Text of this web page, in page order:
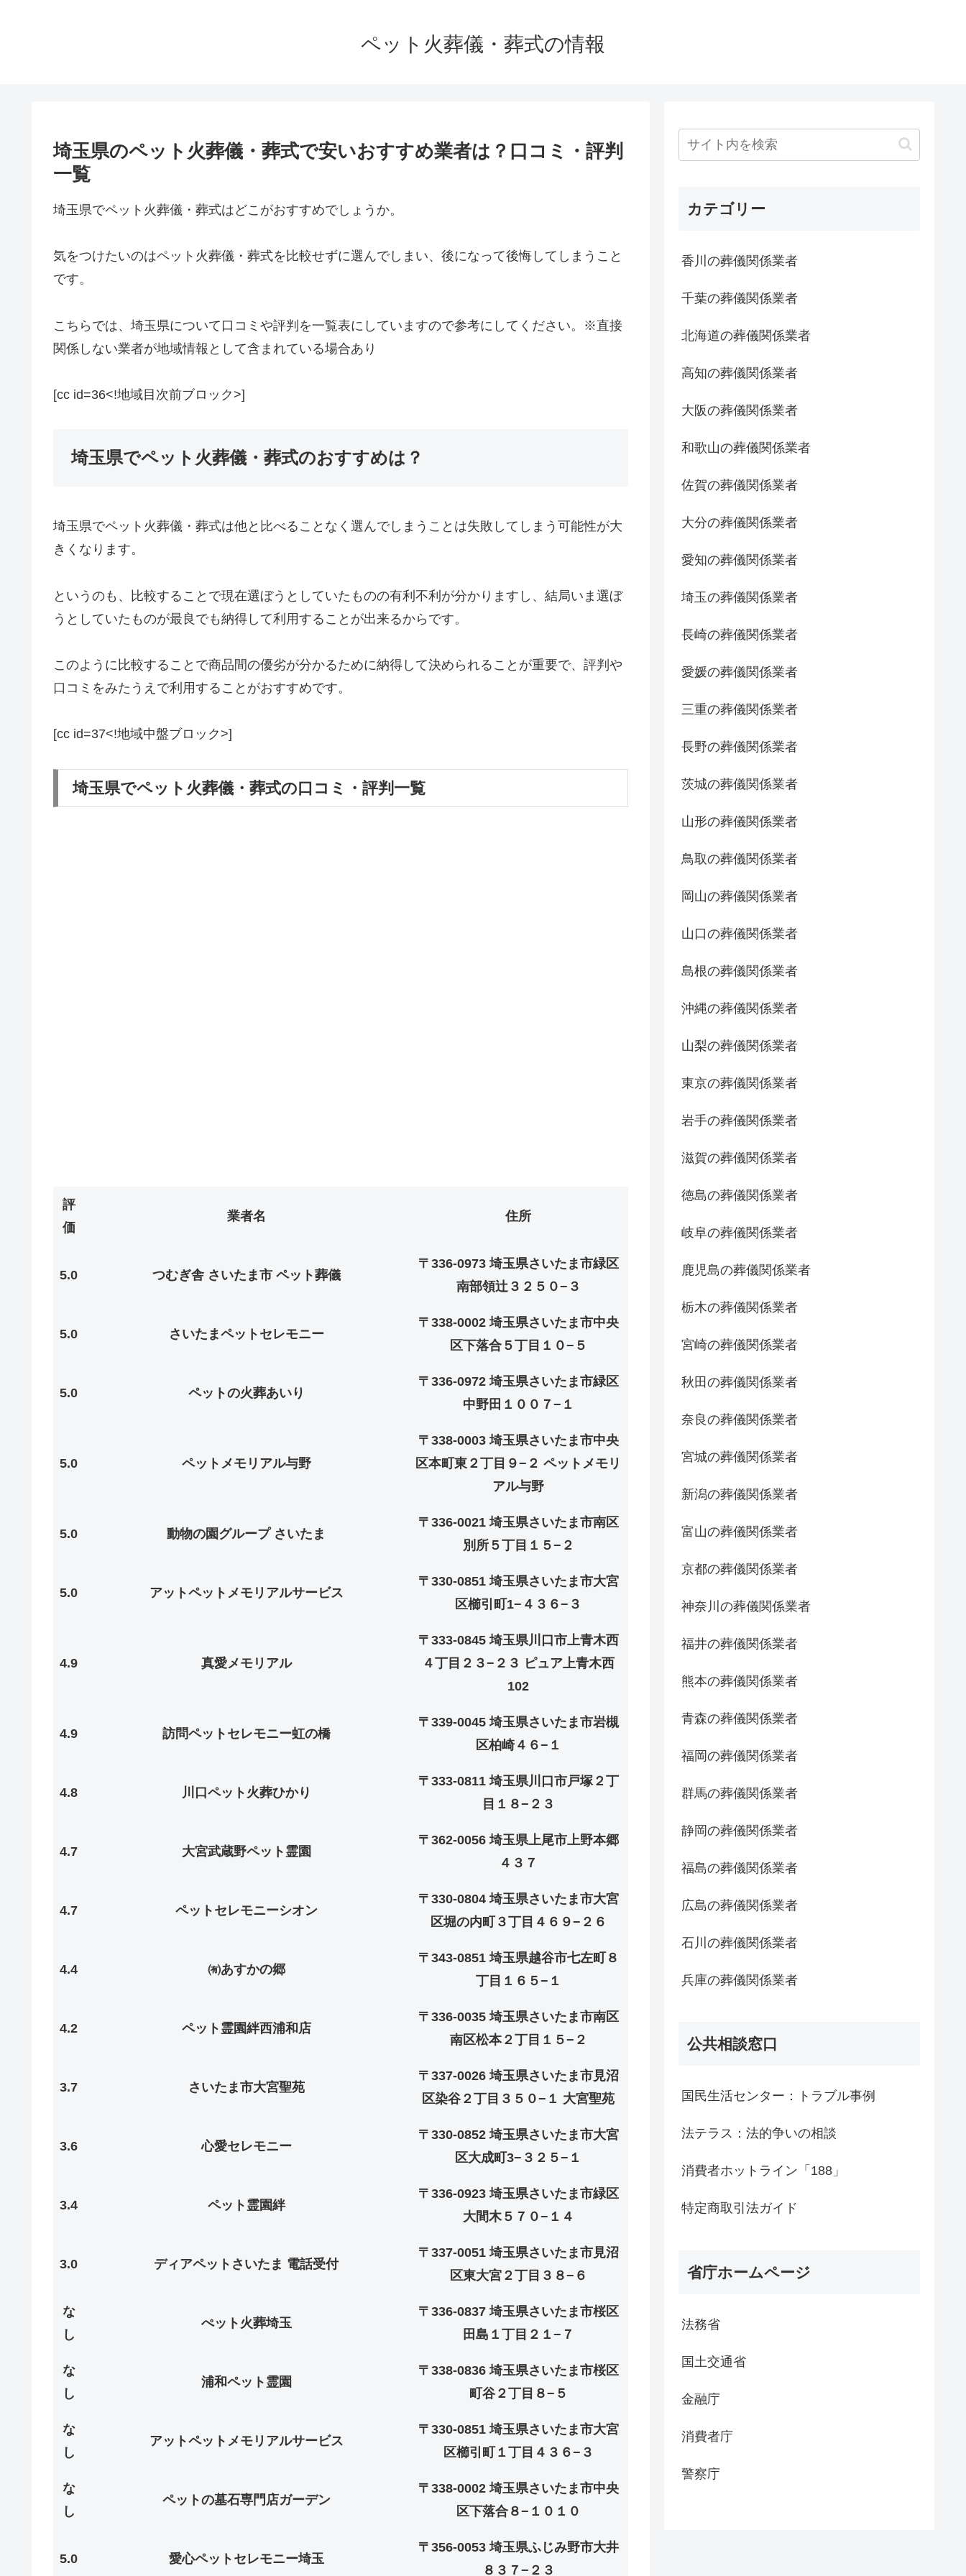
ペット火葬儀・葬式の情報
埼玉県のペット火葬儀・葬式で安いおすすめ業者は？口コミ・評判
一覧
埼玉県でペット火葬儀・葬式はどこがおすすめでしょうか。
気をつけたいのはペット火葬儀・葬式を比較せずに選んでしまい、後になって後悔してしまうこと
です。
こちらでは、埼玉県について口コミや評判を一覧表にしていますので参考にしてください。※直接
関係しない業者が地域情報として含まれている場合あり
[cc id=36<!地域目次前ブロック>]
埼玉県でペット火葬儀・葬式のおすすめは？
埼玉県でペット火葬儀・葬式は他と比べることなく選んでしまうことは失敗してしまう可能性が大
きくなります。
というのも、比較することで現在選ぼうとしていたものの有利不利が分かりますし、結局いま選ぼ
うとしていたものが最良でも納得して利用することが出来るからです。
このように比較することで商品間の優劣が分かるために納得して決められることが重要で、評判や
口コミをみたうえで利用することがおすすめです。
[cc id=37<!地域中盤ブロック>]
埼玉県でペット火葬儀・葬式の口コミ・評判一覧
評
価
業者名 住所
5.0 つむぎ舎 さいたま市 ペット葬儀
〒336-0973 埼玉県さいたま市緑区
南部領辻３２５０−３
5.0 さいたまペットセレモニー
〒338-0002 埼玉県さいたま市中央
区下落合５丁目１０−５
5.0 ペットの火葬あいり
〒336-0972 埼玉県さいたま市緑区
中野田１００７−１
5.0 ペットメモリアル与野
〒338-0003 埼玉県さいたま市中央
区本町東２丁目９−２ ペットメモリ
アル与野
5.0 動物の園グループ さいたま
〒336-0021 埼玉県さいたま市南区
別所５丁目１５−２
5.0 アットペットメモリアルサービス
〒330-0851 埼玉県さいたま市大宮
区櫛引町1−４３６−３
4.9 真愛メモリアル
〒333-0845 埼玉県川口市上青木西
４丁目２３−２３ ピュア上青木西
102
4.9 訪問ペットセレモニー虹の橋
〒339-0045 埼玉県さいたま市岩槻
区柏崎４６−１
4.8 川口ペット火葬ひかり
〒333-0811 埼玉県川口市戸塚２丁
目１８−２３
4.7 大宮武蔵野ペット霊園
〒362-0056 埼玉県上尾市上野本郷
４３７
4.7 ペットセレモニーシオン
〒330-0804 埼玉県さいたま市大宮
区堀の内町３丁目４６９−２６
4.4 ㈲あすかの郷
〒343-0851 埼玉県越谷市七左町８
丁目１６５−１
4.2 ペット霊園絆西浦和店
〒336-0035 埼玉県さいたま市南区
南区松本２丁目１５−２
3.7 さいたま市大宮聖苑
〒337-0026 埼玉県さいたま市見沼
区染谷２丁目３５０−１ 大宮聖苑
3.6 心愛セレモニー
〒330-0852 埼玉県さいたま市大宮
区大成町3−３２５−１
3.4 ペット霊園絆
〒336-0923 埼玉県さいたま市緑区
大間木５７０−１４
3.0 ディアペットさいたま 電話受付
〒337-0051 埼玉県さいたま市見沼
区東大宮２丁目３８−６
な
し
ぺット火葬埼玉
〒336-0837 埼玉県さいたま市桜区
田島１丁目２１−７
な
し
浦和ペット霊園
〒338-0836 埼玉県さいたま市桜区
町谷２丁目８−５
な
し
アットペットメモリアルサービス
〒330-0851 埼玉県さいたま市大宮
区櫛引町１丁目４３６−３
な
し
ペットの墓石専門店ガーデン
〒338-0002 埼玉県さいたま市中央
区下落合８−１０１０
5.0 愛心ペットセレモニー埼玉
〒356-0053 埼玉県ふじみ野市大井
８３７−２３
カテゴリー
香川の葬儀関係業者
千葉の葬儀関係業者
北海道の葬儀関係業者
高知の葬儀関係業者
大阪の葬儀関係業者
和歌山の葬儀関係業者
佐賀の葬儀関係業者
大分の葬儀関係業者
愛知の葬儀関係業者
埼玉の葬儀関係業者
長崎の葬儀関係業者
愛媛の葬儀関係業者
三重の葬儀関係業者
長野の葬儀関係業者
茨城の葬儀関係業者
山形の葬儀関係業者
鳥取の葬儀関係業者
岡山の葬儀関係業者
山口の葬儀関係業者
島根の葬儀関係業者
沖縄の葬儀関係業者
山梨の葬儀関係業者
東京の葬儀関係業者
岩手の葬儀関係業者
滋賀の葬儀関係業者
徳島の葬儀関係業者
岐阜の葬儀関係業者
鹿児島の葬儀関係業者
栃木の葬儀関係業者
宮崎の葬儀関係業者
秋田の葬儀関係業者
奈良の葬儀関係業者
宮城の葬儀関係業者
新潟の葬儀関係業者
富山の葬儀関係業者
京都の葬儀関係業者
神奈川の葬儀関係業者
福井の葬儀関係業者
熊本の葬儀関係業者
青森の葬儀関係業者
福岡の葬儀関係業者
群馬の葬儀関係業者
静岡の葬儀関係業者
福島の葬儀関係業者
広島の葬儀関係業者
石川の葬儀関係業者
兵庫の葬儀関係業者
公共相談窓口
国民生活センター：トラブル事例
法テラス：法的争いの相談
消費者ホットライン「188」
特定商取引法ガイド
省庁ホームページ
法務省
国土交通省
金融庁
消費者庁
警察庁